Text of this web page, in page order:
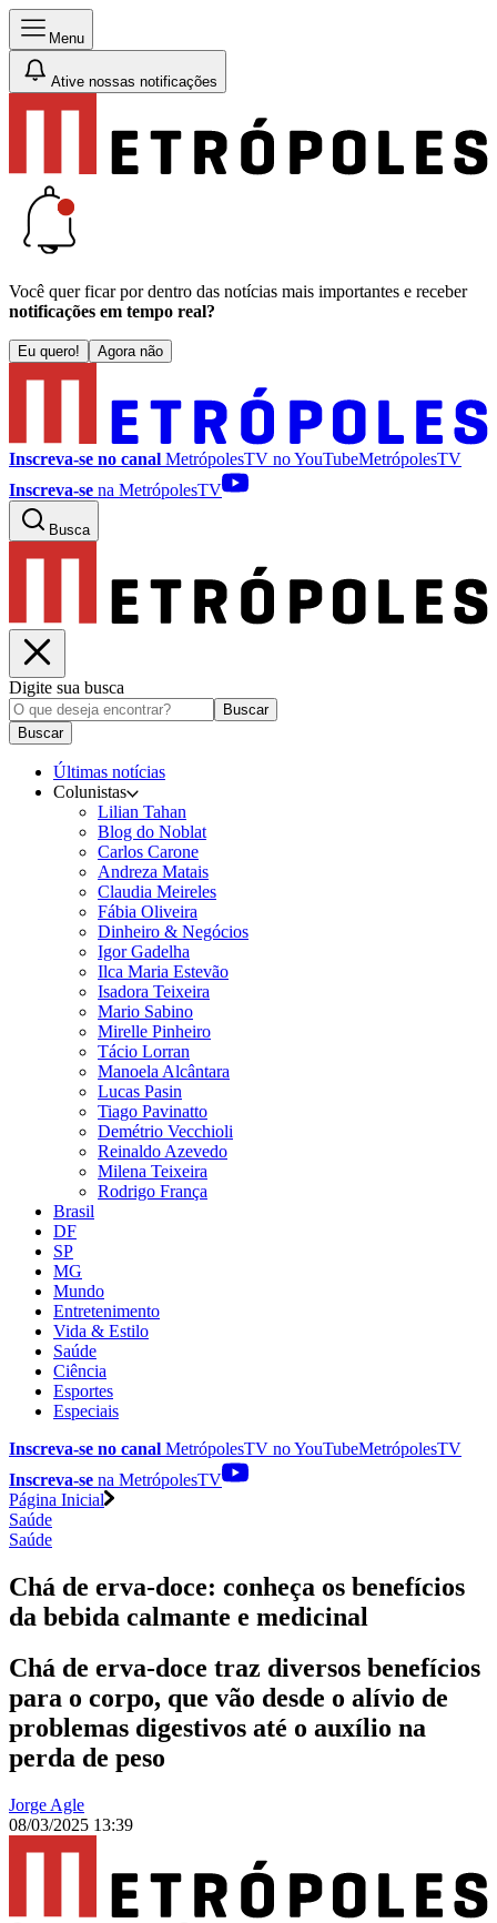
Menu
Ative nossas notificações
Você quer ficar por dentro das notícias mais importantes e receber
notificações em tempo real?
Eu quero! Agora não
Inscreva-se no canal MetrópolesTV noYouTubeMetrópolesTV
Inscreva-se na MetrópolesTV
Busca
Digite sua busca
Buscar
Buscar
Últimas notícias
Colunistas
Lilian Tahan
Blog do Noblat
Carlos Carone
Andreza Matais
Claudia Meireles
Fábia Oliveira
Dinheiro & Negócios
Igor Gadelha
Ilca Maria Estevão
Isadora Teixeira
Mario Sabino
Mirelle Pinheiro
Tácio Lorran
Manoela Alcântara
Lucas Pasin
Tiago Pavinatto
Demétrio Vecchioli
Reinaldo Azevedo
Milena Teixeira
Rodrigo França
Brasil
DF
SP
MG
Mundo
Entretenimento
Vida & Estilo
Saúde
Ciência
Esportes
Especiais
Inscreva-se no canal MetrópolesTV noYouTubeMetrópolesTV
Inscreva-se na MetrópolesTV
Página Inicial
Saúde
Saúde
Chá de erva-doce: conheça os benefícios
da bebida calmante e medicinal
Chá de erva-doce traz diversos benefícios
para o corpo, que vão desde o alívio de
problemas digestivos até o auxílio na
perda de peso
Jorge Agle
08/03/2025 13:39